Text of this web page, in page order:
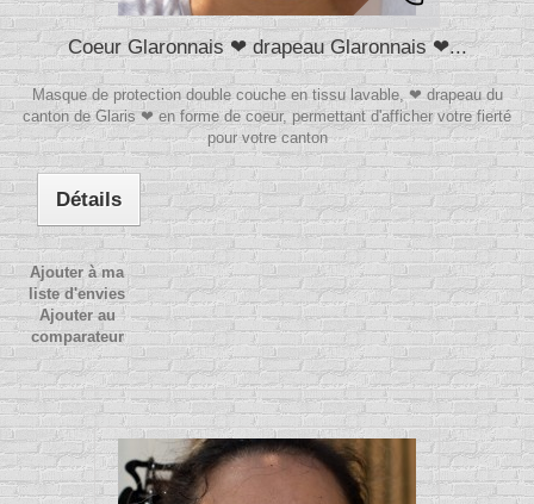
Coeur Glaronnais ❤ drapeau Glaronnais ❤...
Masque de protection double couche en tissu lavable, ❤ drapeau du
canton de Glaris ❤ en forme de coeur, permettant d'afficher votre fierté
pour votre canton
Détails
Ajouter à ma
liste d'envies
Ajouter au
comparateur